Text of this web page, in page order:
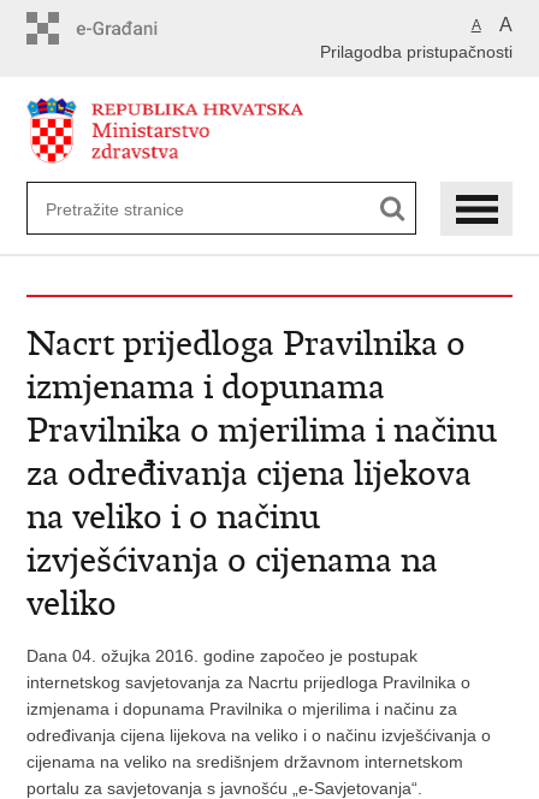
A A
Prilagodba pristupačnosti
Nacrt prijedloga Pravilnika o
izmjenama i dopunama
Pravilnika o mjerilima i načinu
za određivanja cijena lijekova
na veliko i o načinu
izvješćivanja o cijenama na
veliko
Dana 04. ožujka 2016. godine započeo je postupak
internetskog savjetovanja za Nacrtu prijedloga Pravilnika o
izmjenama i dopunama Pravilnika o mjerilima i načinu za
određivanja cijena lijekova na veliko i o načinu izvješćivanja o
cijenama na veliko na središnjem državnom internetskom
portalu za savjetovanja s javnošću „e-Savjetovanja“.